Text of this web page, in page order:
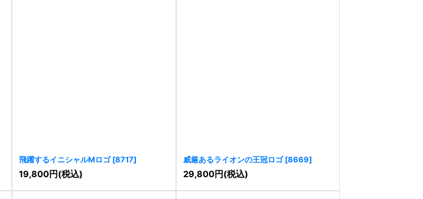
飛躍するイニシャルMロゴ [8717]
19,800円(税込)
威厳あるライオンの王冠ロゴ [8669]
29,800円(税込)